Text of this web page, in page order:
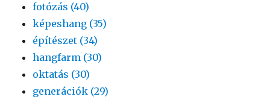
fotózás (40)
képeshang (35)
építészet (34)
hangfarm (30)
oktatás (30)
generációk (29)